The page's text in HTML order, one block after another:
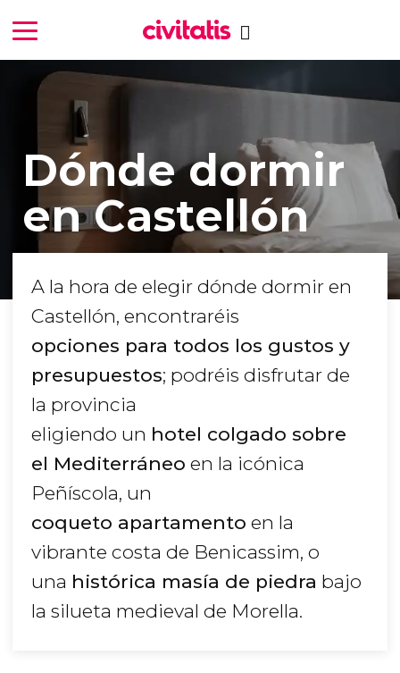
Dónde dormir
en Castellón
A la hora de elegir dónde dormir en
Castellón, encontraréis
opciones para todos los gustos y
presupuestos; podréis disfrutar de
la provincia
eligiendo un hotel colgado sobre
el Mediterráneo en la icónica
Peñíscola, un
coqueto apartamento en la
vibrante costa de Benicassim, o
una histórica masía de piedra bajo
la silueta medieval de Morella.